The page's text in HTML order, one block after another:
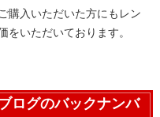
購入いただいた方にもレン
いただいております。
ログのバックナンバ